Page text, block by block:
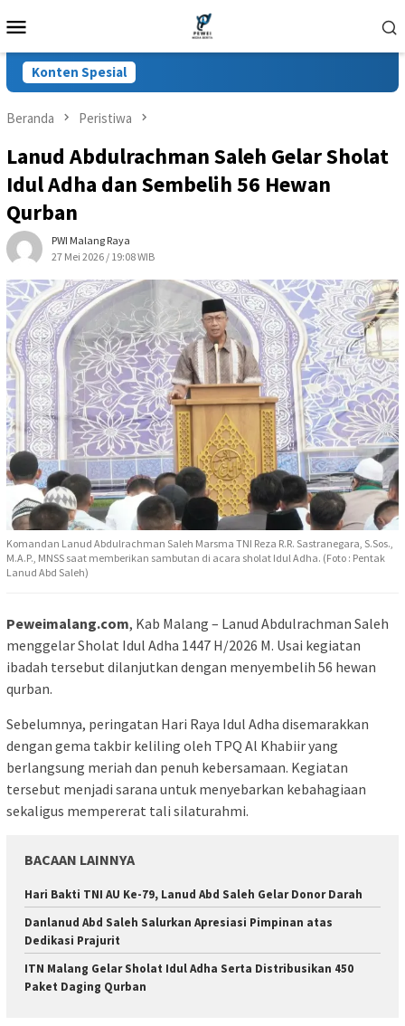
ke
Mobile
Konten Spesial
Beranda Peristiwa
Lanud Abdulrachman Saleh Gelar Sholat
Idul Adha dan Sembelih 56 Hewan
Qurban
PWI Malang Raya
27 Mei 2026 / 19:08 WIB
Komandan Lanud Abdulrachman Saleh Marsma TNI Reza R.R. Sastranegara, S.Sos.,
M.A.P., MNSS saat memberikan sambutan di acara sholat Idul Adha. (Foto : Pentak
Lanud Abd Saleh)
Peweimalang.com, Kab Malang – Lanud Abdulrachman Saleh
menggelar Sholat Idul Adha 1447 H/2026 M. Usai kegiatan
ibadah tersebut dilanjutkan dengan menyembelih 56 hewan
qurban.
Sebelumnya, peringatan Hari Raya Idul Adha disemarakkan
dengan gema takbir keliling oleh TPQ Al Khabiir yang
berlangsung meriah dan penuh kebersamaan. Kegiatan
tersebut menjadi sarana untuk menyebarkan kebahagiaan
sekaligus mempererat tali silaturahmi.
BACAAN LAINNYA
Hari Bakti TNI AU Ke-79, Lanud Abd Saleh Gelar Donor Darah
Danlanud Abd Saleh Salurkan Apresiasi Pimpinan atas
Dedikasi Prajurit
ITN Malang Gelar Sholat Idul Adha Serta Distribusikan 450
Paket Daging Qurban